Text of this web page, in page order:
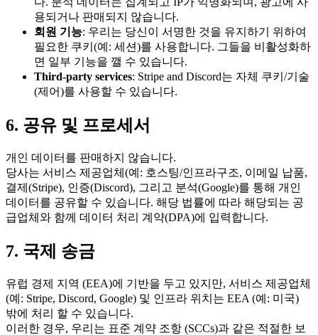
용되거나 판매되지 않습니다.
회원 기능: 우리는 당신이 서명한 것을 유지하기 위하여
필요한 쿠키(예: 세션)를 사용합니다. 그들을 비활성화하
면 일부 기능을 깰 수 있습니다.
Third-party services: Stripe and Discord는 자체 쿠키/기술
(제어)를 사용할 수 있습니다.
6. 공유 및 프로세서
개인 데이터를 판매하지 않습니다.
당사는 서비스 제공업체(예: 호스팅/인프라구조, 이메일 납품,
결제(Stripe), 인증(Discord), 그리고 분석(Google)를 통해 개인
데이터를 공유할 수 있습니다. 해당 법률에 따라 해당되는 공
급업체와 함께 데이터 처리 계약(DPA)에 입력합니다.
7. 국제 송금
유럽 경제 지역 (EEA)에 기반을 두고 있지만, 서비스 제공업체
(예: Stripe, Discord, Google) 및 인프라 위치는 EEA (예: 미국)
밖에 처리 할 수 있습니다.
이러한 경우, 우리는 표준 계약 조항 (SCCs)과 같은 적절한 보